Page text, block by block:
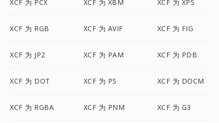
XCF 为 PCX XCF 为 XBM XCF 为 XPS
XCF 为 RGB XCF 为 AVIF XCF 为 FIG
XCF 为 JP2 XCF 为 PAM XCF 为 PDB
XCF 为 DOT XCF 为 PS XCF 为 DOCM
XCF 为 RGBA XCF 为 PNM XCF 为 G3